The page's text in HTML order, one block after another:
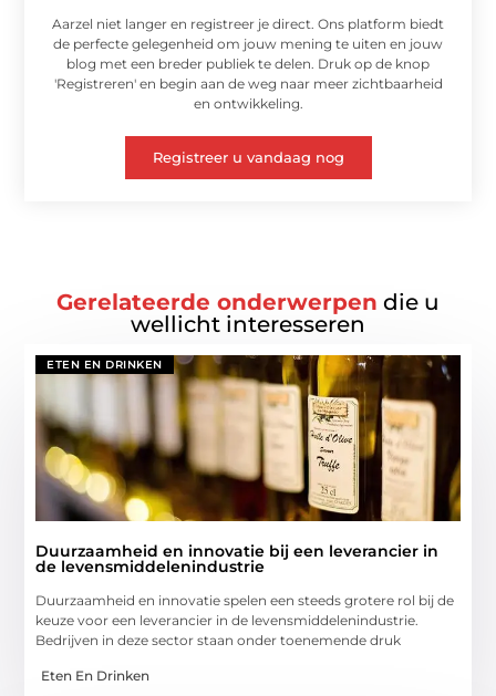
Aarzel niet langer en registreer je direct. Ons platform biedt
de perfecte gelegenheid om jouw mening te uiten en jouw
blog met een breder publiek te delen. Druk op de knop
'Registreren' en begin aan de weg naar meer zichtbaarheid
en ontwikkeling.
Registreer u vandaag nog
Gerelateerde onderwerpen die u
wellicht interesseren
ETEN EN DRINKEN
Duurzaamheid en innovatie bij een leverancier in
de levensmiddelenindustrie
Duurzaamheid en innovatie spelen een steeds grotere rol bij de
keuze voor een leverancier in de levensmiddelenindustrie.
Bedrijven in deze sector staan onder toenemende druk
Eten En Drinken